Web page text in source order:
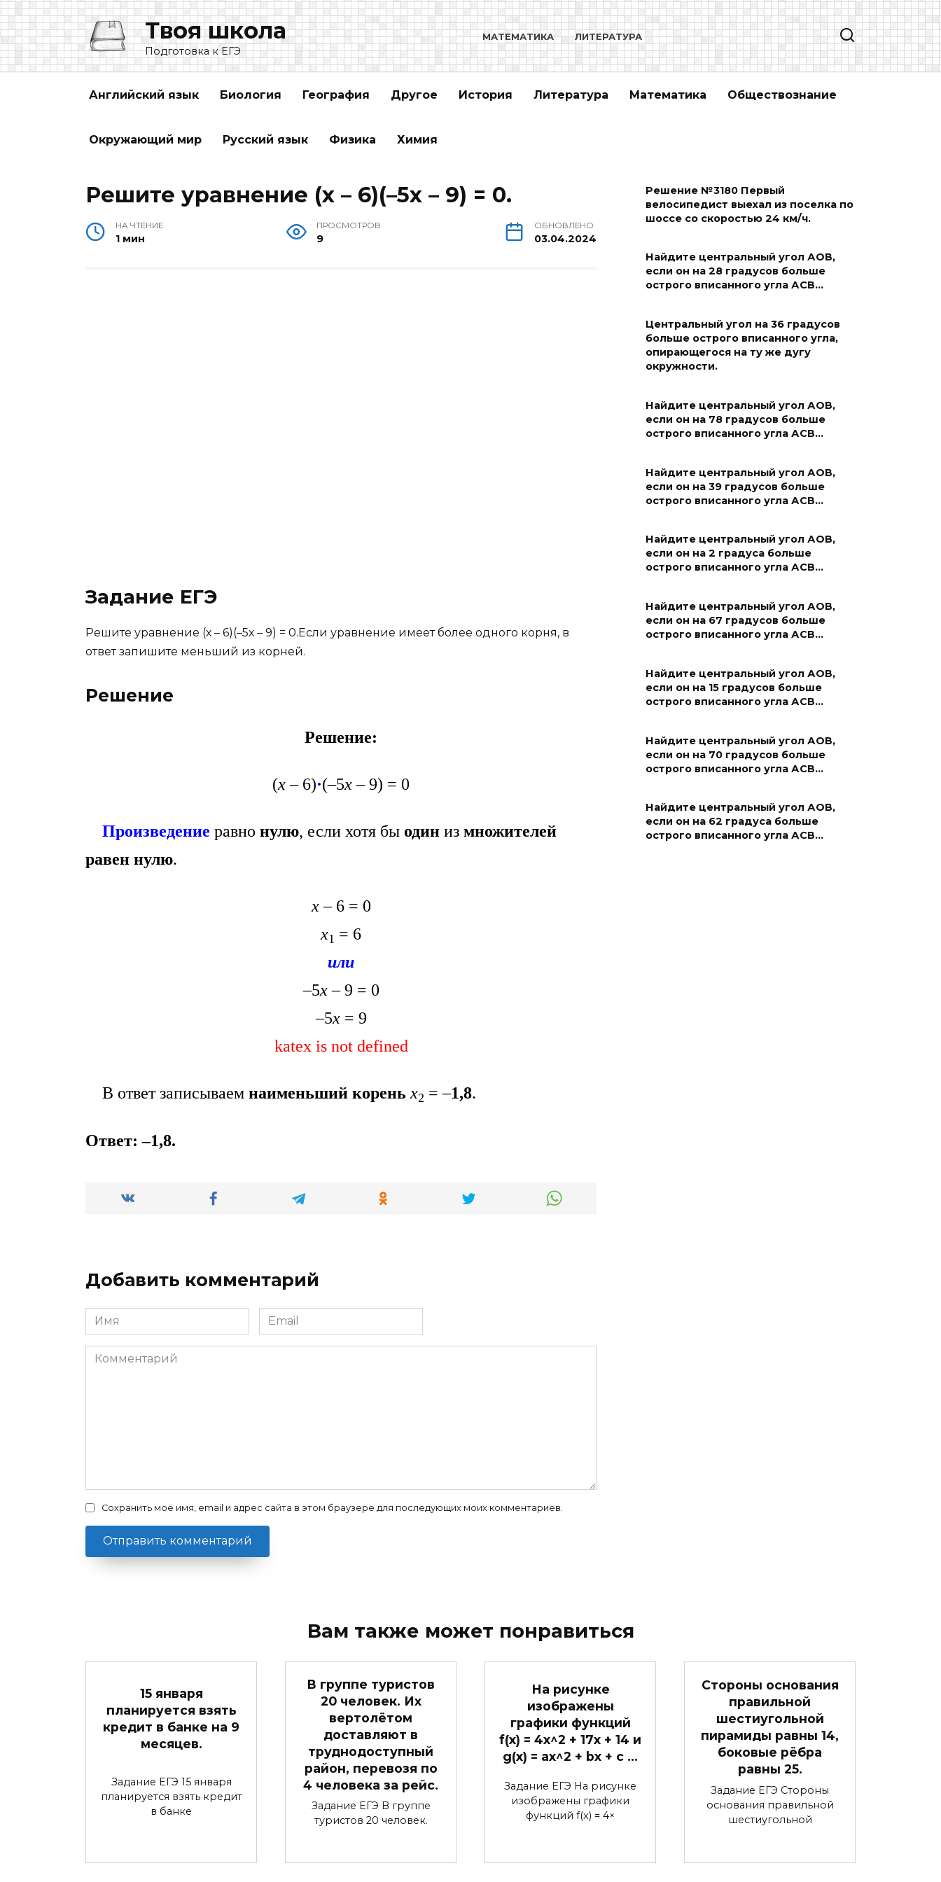
Перейти
к
содержанию
Твоя школа
Подготовка к ЕГЭ
МАТЕМАТИКА ЛИТЕРАТУРА
Английский язык Биология География Другое История Литература Математика Обществознание
Окружающий мир Русский язык Физика Химия
Решите уравнение (х – 6)(–5х – 9) = 0.
НА ЧТЕНИЕ
1 мин
ПРОСМОТРОВ
9
ОБНОВЛЕНО
03.04.2024
Задание ЕГЭ
Решите уравнение (х – 6)(–5х – 9) = 0.Если уравнение имеет более одного корня, в
ответ запишите меньший из корней.
Решение
Решение:
(х– 6)·(–5х– 9) = 0
Произведение равно нулю, если хотя бы один из множителей
равен нулю.
х– 6 = 0
х1 = 6
или
–5х– 9 = 0
–5х= 9
katex is not defined
В ответ записываем наименьший корень х2 = –1,8.
Ответ:–1,8.
Добавить комментарий
Имя
*
Email
*
Комментарий
Сохранить моё имя, email и адрес сайта в этом браузере для последующих моих комментариев.
Решение №3180 Первый
велосипедист выехал из поселка по
шоссе со скоростью 24 км/ч.
Найдите центральный угол АОВ,
если он на 28 градусов больше
острого вписанного угла АСВ…
Центральный угол на 36 градусов
больше острого вписанного угла,
опирающегося на ту же дугу
окружности.
Найдите центральный угол АОВ,
если он на 78 градусов больше
острого вписанного угла АСВ…
Найдите центральный угол АОВ,
если он на 39 градусов больше
острого вписанного угла АСВ…
Найдите центральный угол АОВ,
если он на 2 градуса больше
острого вписанного угла АСВ…
Найдите центральный угол АОВ,
если он на 67 градусов больше
острого вписанного угла АСВ…
Найдите центральный угол АОВ,
если он на 15 градусов больше
острого вписанного угла АСВ…
Найдите центральный угол АОВ,
если он на 70 градусов больше
острого вписанного угла АСВ…
Найдите центральный угол АОВ,
если он на 62 градуса больше
острого вписанного угла АСВ…
Вам также может понравиться
15 января
планируется взять
кредит в банке на 9
месяцев.
Задание ЕГЭ 15 января
планируется взять кредит
в банке
В группе туристов
20 человек. Их
вертолётом
доставляют в
труднодоступный
район, перевозя по
4 человека за рейс.
Задание ЕГЭ В группе
туристов 20 человек.
На рисунке
изображены
графики функций
f(x) = 4x^2 + 17x + 14 и
g(x) = ax^2 + bx + c …
Задание ЕГЭ На рисунке
изображены графики
функций f(x) = 4×
Стороны основания
правильной
шестиугольной
пирамиды равны 14,
боковые рёбра
равны 25.
Задание ЕГЭ Стороны
основания правильной
шестиугольной